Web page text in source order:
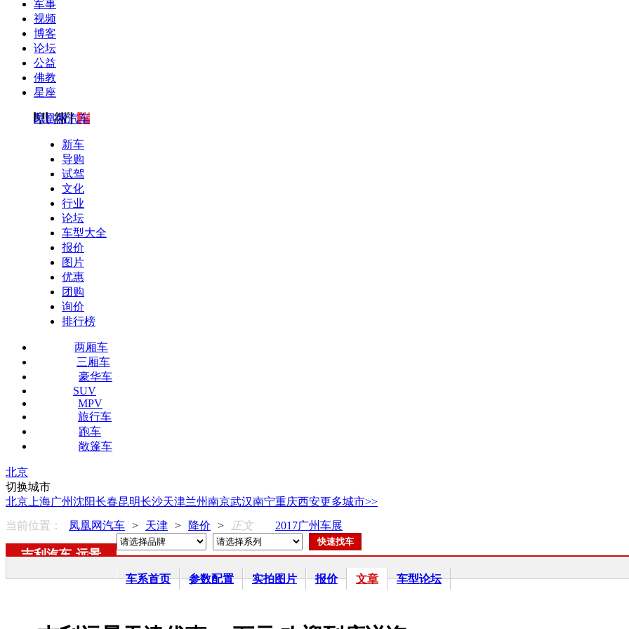
军事
视频
博客
论坛
公益
佛教
星座
凤凰网汽车
新车
导购
试驾
文化
行业
论坛
车型大全
报价
图片
优惠
团购
询价
排行榜
两厢车
三厢车
豪华车
SUV
MPV
旅行车
跑车
敞篷车
北京
切换城市
北京 上海广州沈阳长春昆明长沙天津兰州南京武汉南宁重庆西安更多城市>>
当前位置：
凤凰网汽车 > 天津 > 降价 > 正文 2017广州车展
吉利汽车-远景
车系首页 参数配置 实拍图片 报价 文章 车型论坛